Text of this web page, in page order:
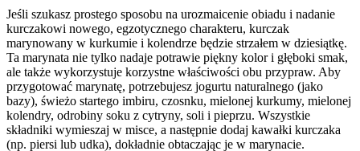
Jeśli szukasz prostego sposobu na urozmaicenie obiadu i nadanie
kurczakowi nowego, egzotycznego charakteru, kurczak
marynowany w kurkumie i kolendrze będzie strzałem w dziesiątkę.
Ta marynata nie tylko nadaje potrawie piękny kolor i głęboki smak,
ale także wykorzystuje korzystne właściwości obu przypraw. Aby
przygotować marynatę, potrzebujesz jogurtu naturalnego (jako
bazy), świeżo startego imbiru, czosnku, mielonej kurkumy, mielonej
kolendry, odrobiny soku z cytryny, soli i pieprzu. Wszystkie
składniki wymieszaj w misce, a następnie dodaj kawałki kurczaka
(np. piersi lub udka), dokładnie obtaczając je w marynacie.